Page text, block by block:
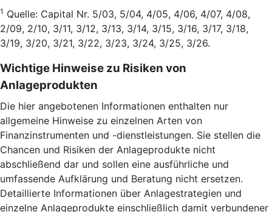
1 Quelle: Capital Nr. 5/03, 5/04, 4/05, 4/06, 4/07, 4/08,
2/09, 2/10, 3/11, 3/12, 3/13, 3/14, 3/15, 3/16, 3/17, 3/18,
3/19, 3/20, 3/21, 3/22, 3/23, 3/24, 3/25, 3/26.
Wichtige Hinweise zu Risiken von
Anlageprodukten
Die hier angebotenen Informationen enthalten nur
allgemeine Hinweise zu einzelnen Arten von
Finanzinstrumenten und -dienstleistungen. Sie stellen die
Chancen und Risiken der Anlageprodukte nicht
abschließend dar und sollen eine ausführliche und
umfassende Aufklärung und Beratung nicht ersetzen.
Detaillierte Informationen über Anlagestrategien und
einzelne Anlageprodukte einschließlich damit verbundener